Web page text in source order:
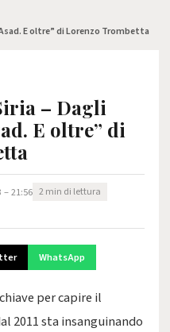
E oltre” di Lorenzo Trombetta
– Dagli
E oltre” di
– 21:56 2 min di lettura
WhatsApp
per capire il
2011 sta insanguinando